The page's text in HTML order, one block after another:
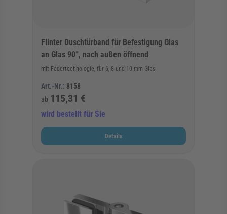
Flinter Duschtürband für Befestigung Glas
an Glas 90°, nach außen öffnend
mit Federtechnologie, für 6, 8 und 10 mm Glas
Art.-Nr.: 8158
ab 115,31 €
wird bestellt für Sie
Details